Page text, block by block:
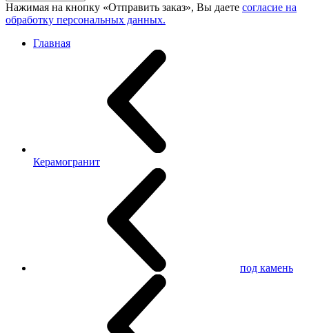
Нажимая на кнопку «Отправить заказ», Вы даете согласие на
обработку персональных данных.
Главная
Керамогранит
под камень